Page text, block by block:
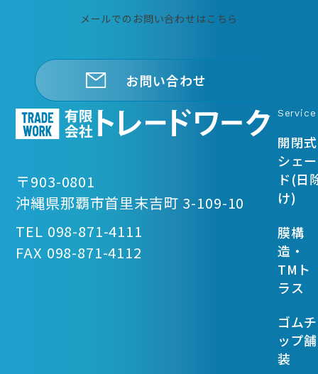
メールでのお問い合わせはこちら
お問い合わせ
〒903-0801
沖縄県那覇市首里末吉町 3-109-10
TEL 098-871-4111
FAX 098-871-4112
Service
開閉式
シェー
ド(日
け)
膜構
造・
TMト
ラス
ゴムチ
ップ舗
装